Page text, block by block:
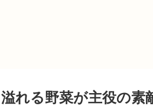
れる野菜が主役の素